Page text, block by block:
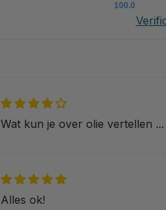
100.0
Wat kun je over olie vertellen ...
Alles ok!